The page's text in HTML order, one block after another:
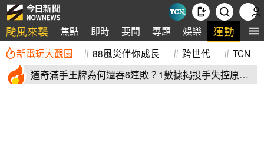
颱風來襲 焦點 即時 要聞 專題 娛樂 運動 全
新電玩大觀園 88風災伴你成長 跨世代 TCN
道奇滿手王牌為何還吞6連敗？1數據揭投手失控原